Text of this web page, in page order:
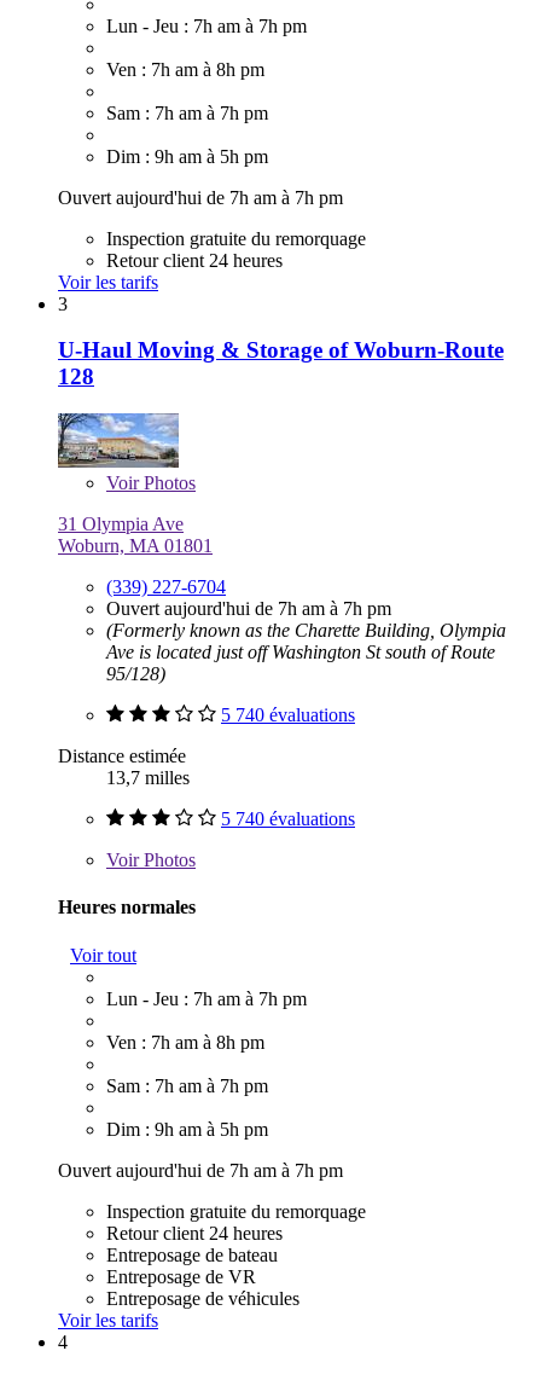
Lun - Jeu : 7h am à 7h pm
Ven : 7h am à 8h pm
Sam : 7h am à 7h pm
Dim : 9h am à 5h pm
Ouvert aujourd'hui de 7h am à 7h pm
Inspection gratuite du remorquage
Retour client 24 heures
Voir les tarifs
3
U-Haul Moving & Storage of Woburn-Route
128
VoirPhotos
31 Olympia Ave
Woburn, MA 01801
(339) 227-6704
Ouvert aujourd'hui de 7h am à 7h pm
(Formerly known as the Charette Building, Olympia
Ave is located just off Washington St south of Route
95/128)
5 740 évaluations
Distance estimée
13,7 milles
5 740 évaluations
VoirPhotos
Heures normales
Voir tout
Lun - Jeu : 7h am à 7h pm
Ven : 7h am à 8h pm
Sam : 7h am à 7h pm
Dim : 9h am à 5h pm
Ouvert aujourd'hui de 7h am à 7h pm
Inspection gratuite du remorquage
Retour client 24 heures
Entreposage de bateau
Entreposage de VR
Entreposage de véhicules
Voir les tarifs
4